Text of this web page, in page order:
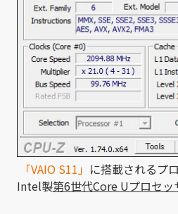
「VAIO S11」 に搭載されるプ
Intel製第6世代Core Uプロセッ